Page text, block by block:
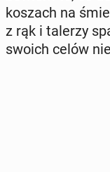
koszach na
z rąk i talerzy
swoich celów